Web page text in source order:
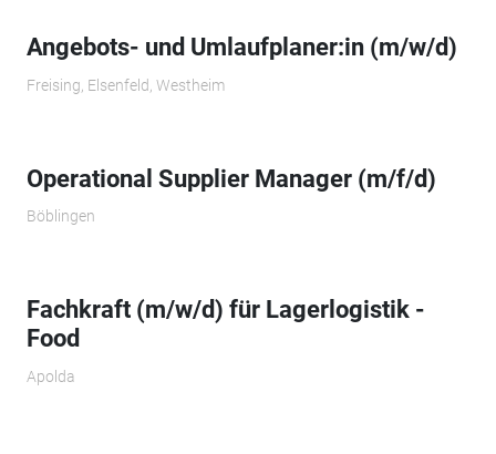
Angebots- und Umlaufplaner:in (m/w/d)
Freising, Elsenfeld, Westheim
Operational Supplier Manager (m/f/d)
Böblingen
Fachkraft (m/w/d) für Lagerlogistik -
Food
Apolda